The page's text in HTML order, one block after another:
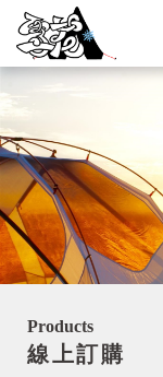
Products
線上訂購